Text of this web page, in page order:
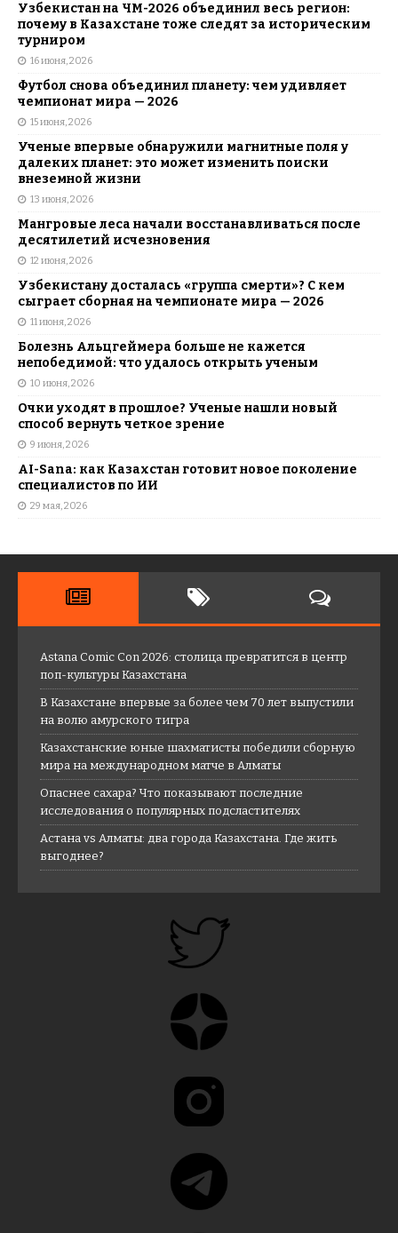
Узбекистан на ЧМ-2026 объединил весь регион:
почему в Казахстане тоже следят за историческим
турниром
16 июня, 2026
Футбол снова объединил планету: чем удивляет
чемпионат мира — 2026
15 июня, 2026
Ученые впервые обнаружили магнитные поля у
далеких планет: это может изменить поиски
внеземной жизни
13 июня, 2026
Мангровые леса начали восстанавливаться после
десятилетий исчезновения
12 июня, 2026
Узбекистану досталась «группа смерти»? С кем
сыграет сборная на чемпионате мира — 2026
11 июня, 2026
Болезнь Альцгеймера больше не кажется
непобедимой: что удалось открыть ученым
10 июня, 2026
Очки уходят в прошлое? Ученые нашли новый
способ вернуть четкое зрение
9 июня, 2026
AI-Sana: как Казахстан готовит новое поколение
специалистов по ИИ
29 мая, 2026
Astana Comic Con 2026: столица превратится в центр
поп-культуры Казахстана
В Казахстане впервые за более чем 70 лет выпустили
на волю амурского тигра
Казахстанские юные шахматисты победили сборную
мира на международном матче в Алматы
Опаснее сахара? Что показывают последние
исследования о популярных подсластителях
Астана vs Алматы: два города Казахстана. Где жить
выгоднее?